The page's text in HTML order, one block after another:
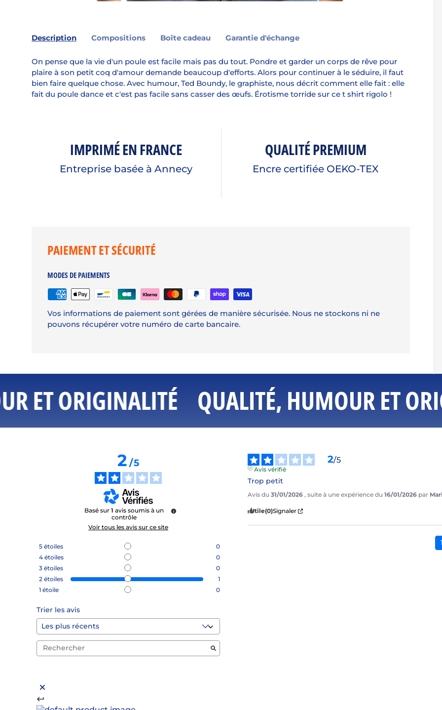
Description Compositions Boîte cadeau Garantie d'échange
On pense que la vie d'un poule est facile mais pas du tout. Pondre et garder un corps de rêve pour
plaire à son petit coq d'amour demande beaucoup d'efforts. Alors pour continuer à le séduire, il faut
bien faire quelque chose. Avec humour, Ted Boundy, le graphiste, nous décrit comment elle fait : elle
fait du poule dance et c'est pas facile sans casser des œufs. Érotisme torride sur ce t shirt rigolo !
IMPRIMÉ EN FRANCE
Entreprise basée à Annecy
QUALITÉ PREMIUM
Encre certifiée OEKO-TEX
PAIEMENT ET SÉCURITÉ
MODES DE PAIEMENTS
Vos informations de paiement sont gérées de manière sécurisée. Nous ne stockons ni ne
pouvons récupérer votre numéro de carte bancaire.
ET ORIGINALITÉ QUALITÉ, HUMOUR ET
2/5
Basé sur 1 avis soumis à un
contrôle
Voir tous les avis sur ce site
5 étoiles
0
4 étoiles
0
3 étoiles
0
2 étoiles
1
1 étoile 0
Trier les avis
2/5
Avis vérifié
Trop petit
Avis du31/01/2026 , suite à une expérience du16/01/2026 par
Utile(0)Signaler
1